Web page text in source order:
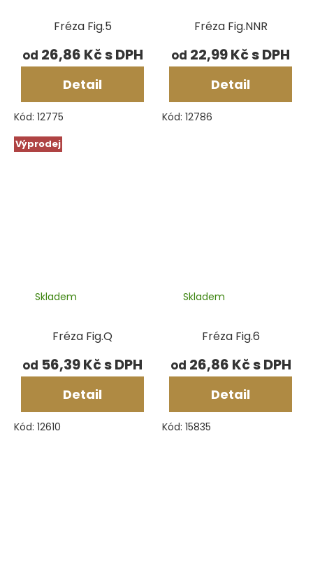
Fréza Fig.5
od 26,86 Kč
Detail
Kód: 12775
Fréza Fig.NNR
od 22,99 Kč
Detail
Kód: 12786
Výprodej
Fréza Fig.Q
Skladem
od 56,39 Kč
Detail
Kód: 12610
Fréza Fig.6
Skladem
od 26,86 Kč
Detail
Kód: 15835